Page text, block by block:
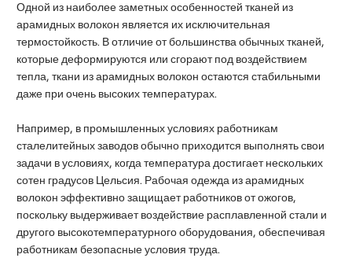
Одной из наиболее заметных особенностей тканей из
арамидных волокон является их исключительная
термостойкость. В отличие от большинства обычных тканей,
которые деформируются или сгорают под воздействием
тепла, ткани из арамидных волокон остаются стабильными
даже при очень высоких температурах.
Например, в промышленных условиях работникам
сталелитейных заводов обычно приходится выполнять свои
задачи в условиях, когда температура достигает нескольких
сотен градусов Цельсия. Рабочая одежда из арамидных
волокон эффективно защищает работников от ожогов,
поскольку выдерживает воздействие расплавленной стали и
другого высокотемпературного оборудования, обеспечивая
работникам безопасные условия труда.